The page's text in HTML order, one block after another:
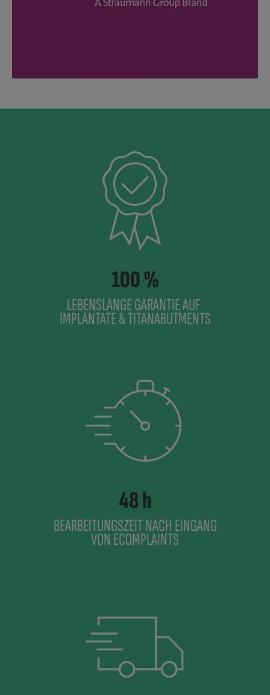
100 %
LEBENSLANGE GARANTIE AUF
IMPLANTATE & TITANABUTMENTS
48 h
BEARBEITUNGSZEIT NACH EINGANG
VON ECOMPLAINTS